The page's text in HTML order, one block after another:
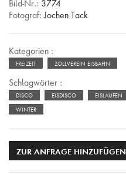
Bild-Nr.: 3774
Fotograf: Jochen Tack
Kategorien :
FREIZEIT ZOLLVEREIN EISBAHN
Schlagwörter :
DISCO EISDISCO EISLAUFEN
WINTER
ZUR ANFRAGE HINZUFÜGEN